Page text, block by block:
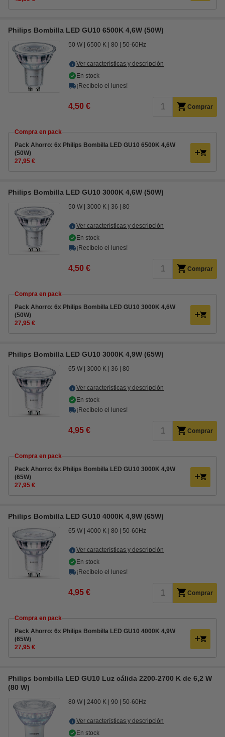
Philips Bombilla LED GU10 6500K 4,6W (50W)
50 W 6500 K 80 50-60Hz
Ver características y descripción
En stock
¡Recíbelo el lunes!
4,50 € Comprar
Compra en pack
Pack Ahorro: 6x Philips Bombilla LED GU10 6500K 4,6W
(50W)
27,95 €
Philips Bombilla LED GU10 3000K 4,6W (50W)
50 W 3000 K 36 80
Ver características y descripción
En stock
¡Recíbelo el lunes!
4,50 € Comprar
Compra en pack
Pack Ahorro: 6x Philips Bombilla LED GU10 3000K 4,6W
(50W)
27,95 €
Philips Bombilla LED GU10 3000K 4,9W (65W)
65 W 3000 K 36 80
Ver características y descripción
En stock
¡Recíbelo el lunes!
4,95 € Comprar
Compra en pack
Pack Ahorro: 6x Philips Bombilla LED GU10 3000K 4,9W
(65W)
27,95 €
Philips Bombilla LED GU10 4000K 4,9W (65W)
65 W 4000 K 80 50-60Hz
Ver características y descripción
En stock
¡Recíbelo el lunes!
4,95 € Comprar
Compra en pack
Pack Ahorro: 6x Philips Bombilla LED GU10 4000K 4,9W
(65W)
27,95 €
Philips bombilla LED GU10 Luz cálida 2200-2700 K de 6,2 W
(80 W)
80 W 2400 K 90 50-60Hz
Ver características y descripción
En stock